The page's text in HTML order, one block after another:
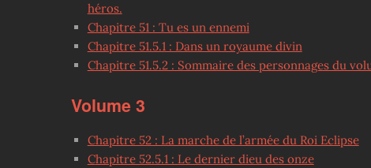
héros.
Chapitre 51 : Tu es un ennemi
Chapitre 51.5.1 : Dans un royaume divin
Chapitre 51.5.2 : Sommaire des personnages du
Volume 3
Chapitre 52 : La marche de l’armée du Roi Eclipse
Chapitre 52.5.1 : Le dernier dieu des onze